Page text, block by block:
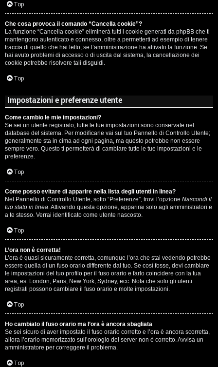
i
v
i
e
r
c
a
F
A
Q
Top
Che cosa provoca il comando “Cancella cookie”?
La funzione “Cancella cookie” eliminerà tutti i cookie generati da phpBB che ti
mantengono autenticato e connesso, oltre a permetterti ad esempio di tenere
traccia di quello che hai letto, se l’amministrazione ha attivato la funzione. Se
hai avuto problemi di accesso o di uscita dal sistema, la cancellazione dei
cookie potrebbe risolvere tali disguidi.
Top
Impostazioni e preferenze utente
Come cambio le mie impostazioni?
Se sei un utente registrato, tutte le tue impostazioni sono conservate nel
database del sistema. Per modificarle vai sul tuo Pannello di Controllo Utente;
generalmente sta in cima ad ogni pagina, ma questo potrebbe non essere
sempre vero. Questo ti permetterà di cambiare tutte le tue impostazioni e le
preferenze.
Top
Come posso evitare di apparire nella lista degli utenti in linea?
Nel Pannello di Controllo Utente, sotto “Preferenze”, trovi l’opzione Nascondi il
tuo stato in linea. Attivando questa opzione, apparirai solo agli amministratori e
a te stesso. Verrai identificato come utente nascosto.
Top
L’ora non è corretta!
L’ora è quasi sicuramente corretta, comunque l’ora che stai vedendo potrebbe
essere quella di un fuso orario differente dal tuo. Se così fosse, devi cambiare
le impostazioni del tuo profilo per il fuso orario e farlo coincidere con la tua
area, es. London, Paris, New York, Sydney, ecc. Nota che solo gli utenti
registrati possono cambiare il fuso orario e molte impostazioni.
Top
Ho cambiato il fuso orario ma l’ora è ancora sbagliata
Se sei sicuro di aver impostato il fuso orario corretto e l’ora è ancora scorretta,
allora l’orario memorizzato sull’orologio del server non è corretto. Avvisa un
amministratore per correggere il problema.
Top
c
a
:
C
D
V
i
n
i
l
i
/
D
i
g
i
t
a
l
S
t